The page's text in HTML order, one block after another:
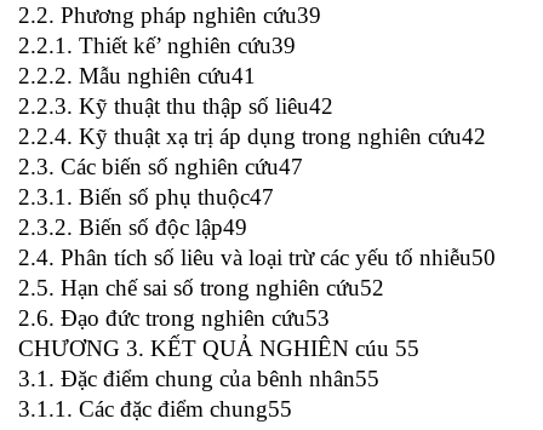
2.2. Phương pháp nghiên cứu39
2.2.1. Thiết kế’ nghiên cứu39
2.2.2. Mẫu nghiên cứu41
2.2.3. Kỹ thuật thu thập số liêu42
2.2.4. Kỹ thuật xạ trị áp dụng trong nghiên cứu42
2.3. Các biến số nghiên cứu47
2.3.1. Biến số phụ thuộc47
2.3.2. Biến số độc lập49
2.4. Phân tích số liêu và loại trừ các yếu tố nhiễu50
2.5. Hạn chế sai số trong nghiên cứu52
2.6. Đạo đức trong nghiên cứu53
CHƯƠNG 3. KẾT QUẢ NGHIÊN cúu 55
3.1. Đặc điểm chung của bênh nhân55
3.1.1. Các đặc điểm chung55